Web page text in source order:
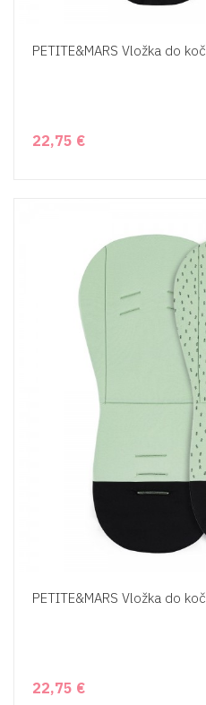
PETITE&MARS Vložka do
22,75 €
PETITE&MARS Vložka do
22,75 €